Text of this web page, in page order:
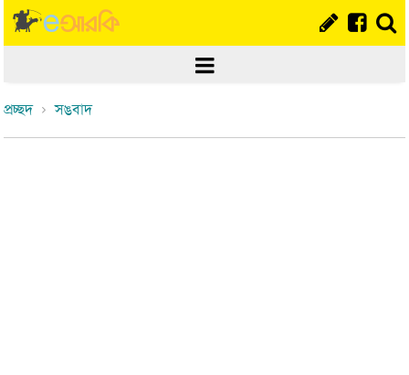
প্রচ্ছদ সঙবাদ